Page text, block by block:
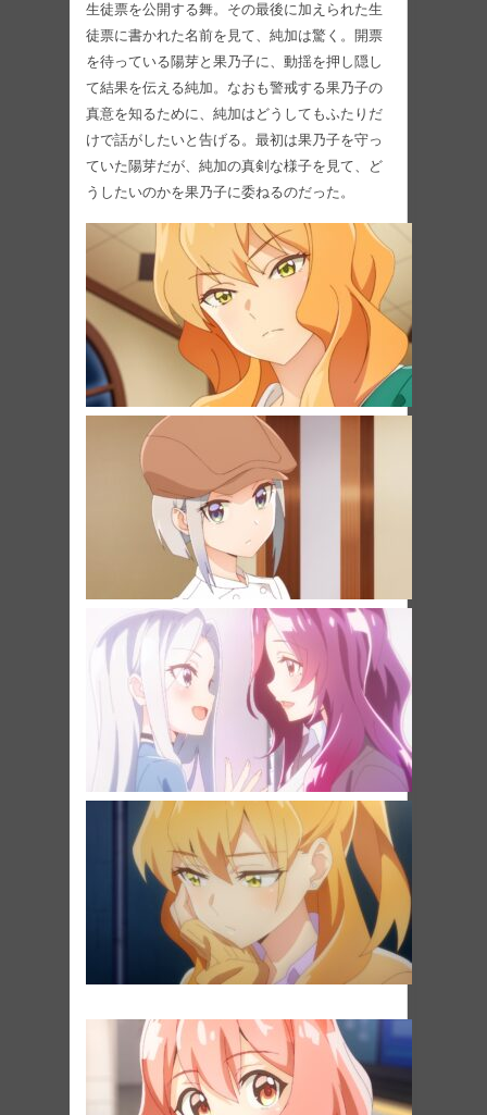
⽣徒票を公開する舞。その最後に加えられた⽣
徒票に書かれた名前を⾒て、純加は驚く。開票
を待っている陽芽と果乃⼦に、動揺を押し隠し
て結果を伝える純加。なおも警戒する果乃⼦の
真意を知るために、純加はどうしてもふたりだ
けで話がしたいと告げる。最初は果乃⼦を守っ
ていた陽芽だが、純加の真剣な様⼦を⾒て、ど
うしたいのかを果乃⼦に委ねるのだった。